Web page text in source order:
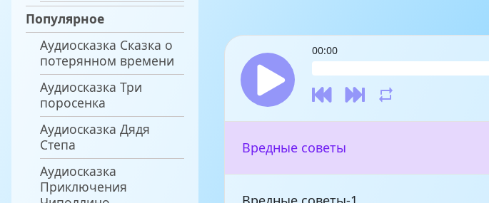
Популярное
Аудиосказка Сказка о
потерянном времени
Аудиосказка Три
поросенка
Аудиосказка Дядя
Степа
Аудиосказка
Приключения
00:00
Вредные советы